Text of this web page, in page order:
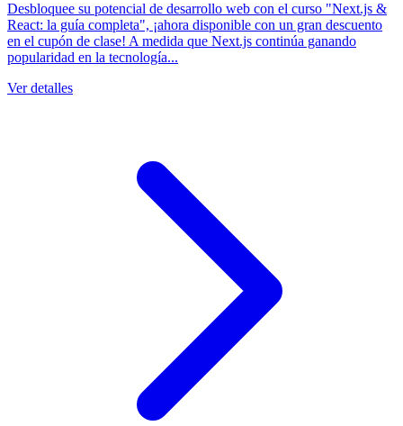
Desbloquee su potencial de desarrollo web con el curso "Next.js &
React: la guía completa", ¡ahora disponible con un gran descuento
en el cupón de clase! A medida que Next.js continúa ganando
popularidad en la tecnología...
Ver detalles